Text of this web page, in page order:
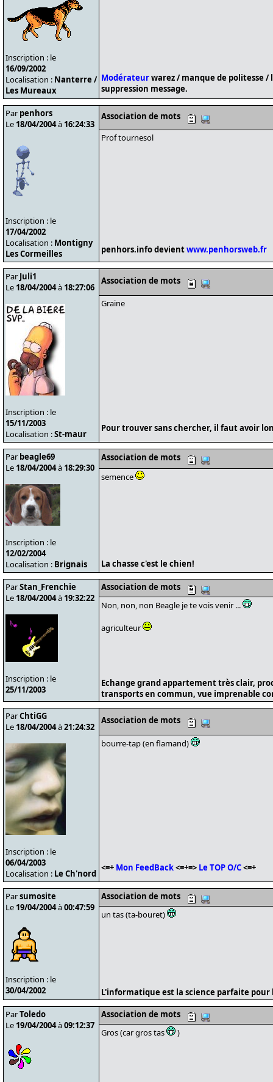
Inscription : le
16/09/2002
Localisation : Nanterre /
Les Mureaux
Modérateurwarez / manque de politesse /
suppression message.
Par penhors
Le 18/04/2004à 16:24:33
Inscription : le
17/04/2002
Localisation : Montigny
Les Cormeilles
Association de mots
Prof tournesol
penhors.info devientwww.penhorsweb.fr
Par Juli1
Le 18/04/2004à 18:27:06
Inscription : le
15/11/2003
Localisation :St-maur
Association de mots
Graine
Pour trouver sans chercher, il faut avoir
Par beagle69
Le 18/04/2004à 18:29:30
Inscription : le
12/02/2004
Localisation : Brignais
Association de mots
semence
La chasse c'est le chien!
ParStan_Frenchie
Le 18/04/2004à 19:32:22
Inscription : le
25/11/2003
Association de mots
Non, non, non Beagle je te vois venir ...
agriculteur
Echange grand appartement très clair,
transports en commun, vue imprenable
ParChtiGG
Le 18/04/2004à21:24:32
Inscription : le
06/04/2003
Localisation : Le Ch'nord
Association de mots
bourre-tap (en flamand)
<=+ Mon FeedBack<=+=> Le TOP O/C<=+
Parsumosite
Le 19/04/2004à00:47:59
Inscription : le
30/04/2002
Association de mots
un tas (ta-bouret)
L'informatique est la science parfaite pour
ParToledo
Le 19/04/2004à09:12:37
Association de mots
Gros (car gros tas
)